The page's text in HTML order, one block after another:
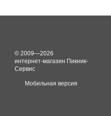
© 2009—2026
интернет-магазин Пикник-
Сервис
Мобильная версия